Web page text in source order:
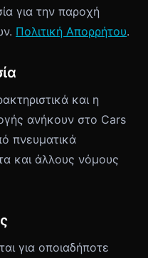
για την παροχή
Πολιτική Απορρήτου.
και η
ανήκουν στο Cars
πνευματικά
και άλλους νόμους
για οποιαδήποτε